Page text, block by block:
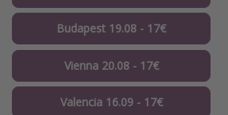
Budapest 19.08 - 17€
Vienna 20.08 - 17€
Valencia 16.09 - 17€